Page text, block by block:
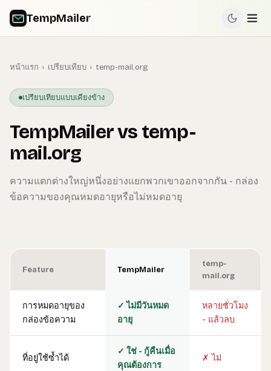
TempMailer
หน้าแรก › เปรียบเทียบ › temp-mail.org
เปรียบเทียบแบบเคียงข้าง
TempMailer vs temp-
mail.org
ความแตกต่างใหญ่หนึ่งอย่างแยกพวกเขาออกจากกัน - กล่อง
ข้อความของคุณหมดอายุหรือไม่หมดอายุ
Feature TempMailer
temp-
mail.org
การหมดอายุของ
กล่องข้อความ
✓ ไม่มีวันหมด
อายุ
หลายชั่วโมง
- แล้วลบ
ที่อยู่ใช้ซ้ำได้
✓ ใช่ - กู้คืนเมื่อ
คุณต้องการ
✗ ไม่